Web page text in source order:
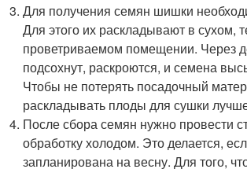
Для получения семян шишки
Для этого их раскладывают в сухом,
проветриваемом помещении. Через
подсохнут, раскроются, и семена
Чтобы не потерять посадочный
раскладывать плоды для сушки
После сбора семян нужно провести
обработку холодом. Это делается,
запланирована на весну. Для того,